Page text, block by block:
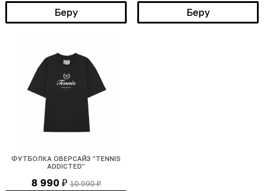
Беру Беру
ФУТБОЛКА ОВЕРСАЙЗ "TENNIS
ADDICTED"
8 990 ₽ 10 990₽